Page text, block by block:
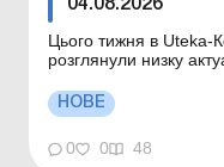
04.08.2026
Цього тижня в Uteka-
розглянули низку
тижня в Uteka-Комерція.
ознайомлю вас із
основних зас...
НОВЕ
0 0 48